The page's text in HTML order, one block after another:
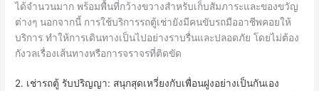
ได้จำนวนมาก พร้อมพื้นที่กว้างขวางสำหรับเก็บสัมภาระและของขวัญ
ต่างๆ นอกจากนี้ การใช้บริการรถตู้เช่ายังมีคนขับรถมืออาชีพคอยให้
บริการ ทำให้การเดินทางเป็นไปอย่างราบรื่นและปลอดภัย โดยไม่ต้อง
กังวลเรื่องเส้นทางหรือการจราจรที่ติดขัด
2. เช่ารถตู้ รับปริญญา: สนุกสุดเหวี่ยงกับเพื่อนฝูงอย่างเป็นกันเอง